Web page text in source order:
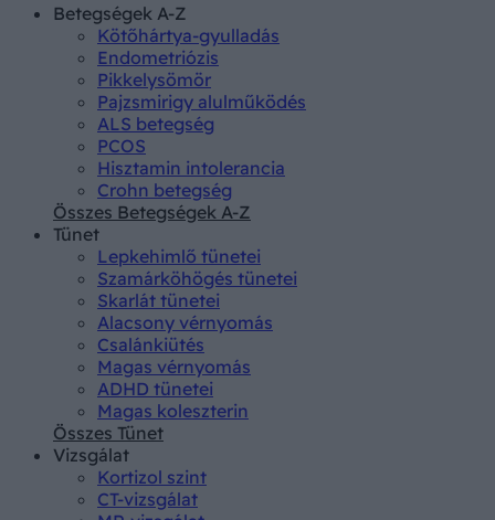
Betegségek A-Z
Kötőhártya-gyulladás
Endometriózis
Pikkelysömör
Pajzsmirigy alulműködés
ALS betegség
PCOS
Hisztamin intolerancia
Crohn betegség
Összes Betegségek A-Z
Tünet
Lepkehimlő tünetei
Szamárköhögés tünetei
Skarlát tünetei
Alacsony vérnyomás
Csalánkiütés
Magas vérnyomás
ADHD tünetei
Magas koleszterin
Összes Tünet
Vizsgálat
Kortizol szint
CT-vizsgálat